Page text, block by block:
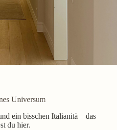
Universum
ein bisschen Italianità – das
du hier.